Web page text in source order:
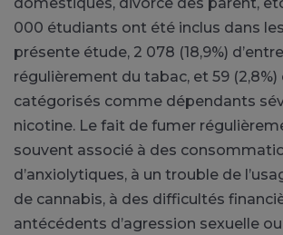
000 étudiants ont été inclus dans
présente étude, 2 078 (18,9%)
régulièrement du tabac, et 59
catégorisés comme dépendants
nicotine. Le fait de fumer
souvent associé à des
d’anxiolytiques, à un trouble de
de cannabis, à des difficultés
antécédents d’agression sexuelle